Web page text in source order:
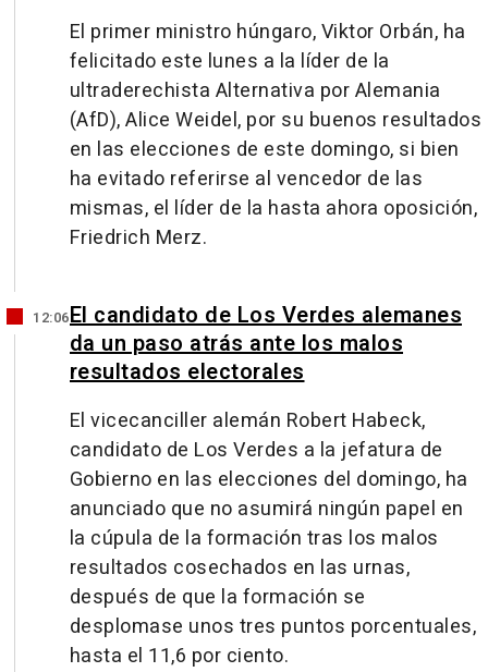
El primer ministro húngaro, Viktor Orbán, ha
felicitado este lunes a la líder de la
ultraderechista Alternativa por Alemania
(AfD), Alice Weidel, por su buenos resultados
en las elecciones de este domingo, si bien
ha evitado referirse al vencedor de las
mismas, el líder de la hasta ahora oposición,
Friedrich Merz.
12:06El candidato de Los Verdes alemanes
da un paso atrás ante los malos
resultados electorales
El vicecanciller alemán Robert Habeck,
candidato de Los Verdes a la jefatura de
Gobierno en las elecciones del domingo, ha
anunciado que no asumirá ningún papel en
la cúpula de la formación tras los malos
resultados cosechados en las urnas,
después de que la formación se
desplomase unos tres puntos porcentuales,
hasta el 11,6 por ciento.